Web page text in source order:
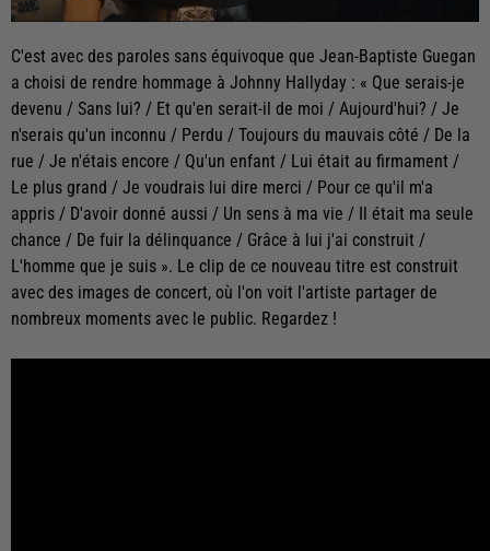
C'est avec des paroles sans équivoque que Jean-Baptiste Guegan
a choisi de rendre hommage à Johnny Hallyday : « Que serais-je
devenu / Sans lui? / Et qu'en serait-il de moi / Aujourd'hui? / Je
n'serais qu'un inconnu / Perdu / Toujours du mauvais côté / De la
rue / Je n'étais encore / Qu'un enfant / Lui était au firmament /
Le plus grand / Je voudrais lui dire merci / Pour ce qu'il m'a
appris / D'avoir donné aussi / Un sens à ma vie / Il était ma seule
chance / De fuir la délinquance / Grâce à lui j'ai construit /
L'homme que je suis ». Le clip de ce nouveau titre est construit
avec des images de concert, où l'on voit l'artiste partager de
nombreux moments avec le public. Regardez !